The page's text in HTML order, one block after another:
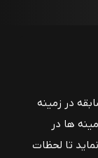
با بیش از ۱۲ سال سابقه در زمینه
ها در
تا لحظات